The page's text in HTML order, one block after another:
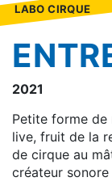
LABO CIRQUE
2021
Petite forme de
live, fruit de la
de cirque au
créateur